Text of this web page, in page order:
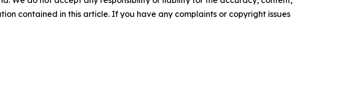
contained in this article. If you have any complaints or copyright issues